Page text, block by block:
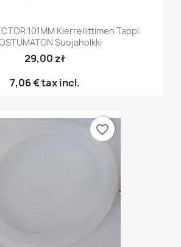
101MM Kierreliittimen Tappi
Suojaholkki
29,00 zł
7,06 €tax incl.
favorite_border